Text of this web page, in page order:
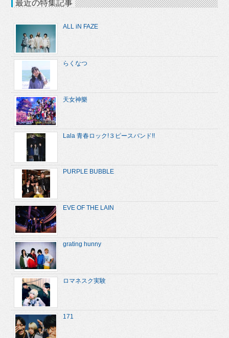
最近の特集記事
ALL iN FAZE
らくなつ
天女神樂
Lala 青春ロック!３ピースバンド!!
PURPLE BUBBLE
EVE OF THE LAIN
grating hunny
ロマネスク実験
171